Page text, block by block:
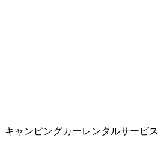
キャンピングカーレンタルサービス